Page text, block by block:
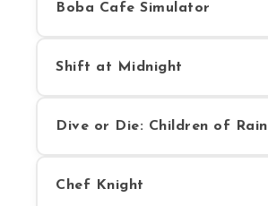
Boba Cafe Simulator
Shift at Midnight
Dive or Die: Children of Rain
Chef Knight